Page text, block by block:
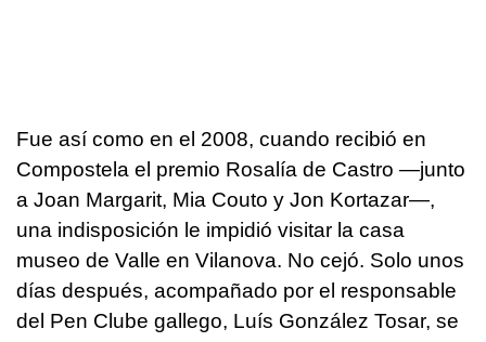
Fue así como en el 2008, cuando recibió en
Compostela el premio Rosalía de Castro —junto
a Joan Margarit, Mia Couto y Jon Kortazar—,
una indisposición le impidió visitar la casa
museo de Valle en Vilanova. No cejó. Solo unos
días después, acompañado por el responsable
del Pen Clube gallego, Luís González Tosar, se